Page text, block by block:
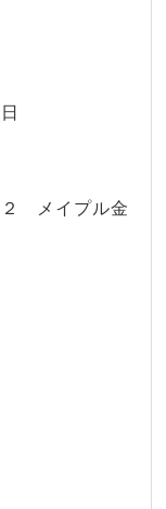
２ メイプル金